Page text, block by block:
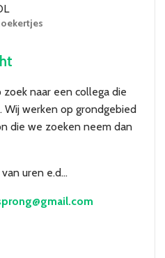
zoek naar een collega die
werken op grondgebied
die we zoeken neem dan
uren e.d...
Congres